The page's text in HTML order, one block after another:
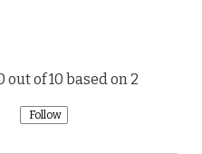
out of10 based on 2
Follow